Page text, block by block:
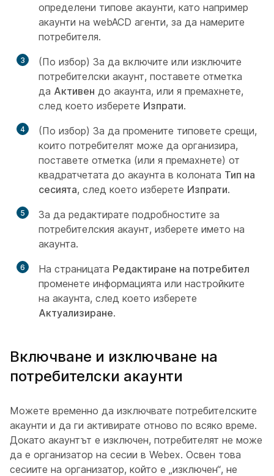
определени типове акаунти, като например
акаунти на webACD агенти, за да намерите
потребителя.
3
(По избор) За да включите или изключите
потребителски акаунт, поставете отметка
да Активен до акаунта, или я премахнете,
след което изберете Изпрати.
4
(По избор) За да промените типовете срещи,
които потребителят може да организира,
поставете отметка (или я премахнете) от
квадратчетата до акаунта в колоната Тип на
сесията, след което изберете Изпрати.
5
За да редактирате подробностите за
потребителския акаунт, изберете името на
акаунта.
6 На страницата Редактиране на потребител
променете информацията или настройките
на акаунта, след което изберете
Актуализиране.
Включване и изключване на
потребителски акаунти
Можете временно да изключвате потребителските
акаунти и да ги активирате отново по всяко време.
Докато акаунтът е изключен, потребителят не може
да е организатор на сесии в Webex. Освен това
сесиите на организатор, който е „изключен“, не